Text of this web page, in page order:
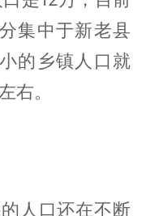
集中于新老县
的乡镇人口就
右。
人口还在不断